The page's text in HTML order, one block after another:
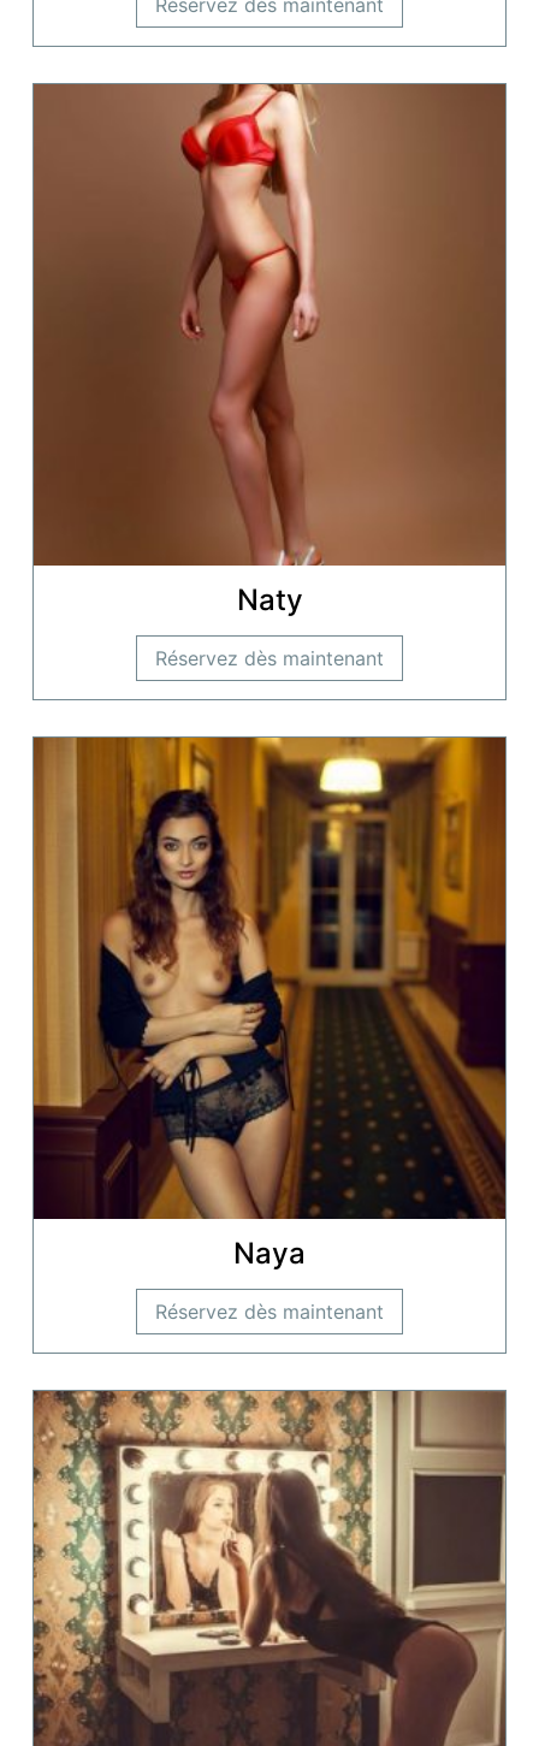
Réservez dès maintenant
Naty
Réservez dès maintenant
Naya
Réservez dès maintenant